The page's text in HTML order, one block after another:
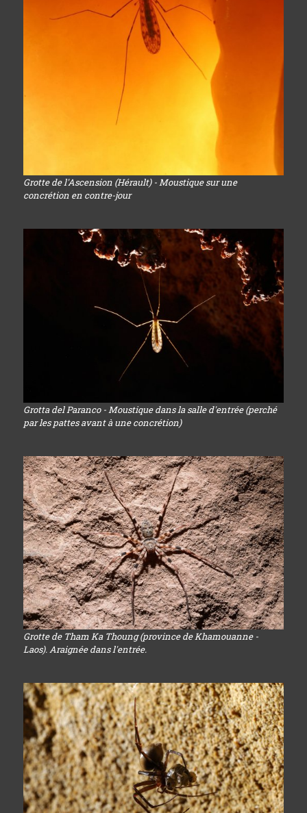
Grotte de l'Ascension (Hérault) - Moustique sur une
concrétion en contre-jour
Grotta del Paranco - Moustique dans la salle d'entrée (perché
par les pattes avant à une concrétion)
Grotte de Tham Ka Thoung (province de Khamouanne -
Laos). Araignée dans l'entrée.